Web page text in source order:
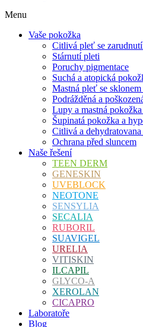
Menu
Vaše pokožka
Citlivá pleť se
Stárnutí pleti
Poruchy pigmentace
Suchá a atopická
Mastná pleť se
Podrážděná a
Lupy a mastná
Šupinatá pokožka a
Citlivá a
Ochrana před sluncem
Naše řešení
TEEN DERM
GENESKIN
UVEBLOCK
NEOTONE
SENSYLIA
SECALIA
RUBORIL
SUAVIGEL
URELIA
VITISKIN
ILCAPIL
GLYCO-A
XEROLAN
CICAPRO
Laboratoře
Blog